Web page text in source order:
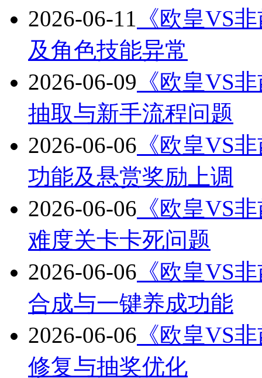
2026-06-11 《欧皇VS
及角色技能异常
2026-06-09 《欧皇VS
抽取与新手流程问题
2026-06-06 《欧皇VS
功能及悬赏奖励上调
2026-06-06 《欧皇VS
难度关卡卡死问题
2026-06-06 《欧皇VS
合成与一键养成功能
2026-06-06 《欧皇VS
修复与抽奖优化